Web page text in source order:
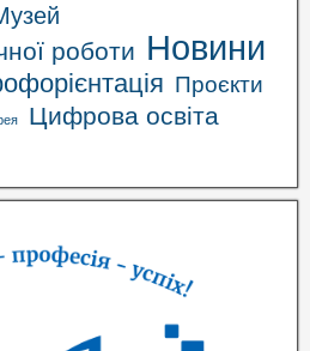
роботи Новини
Проєкти
Цифрова освіта